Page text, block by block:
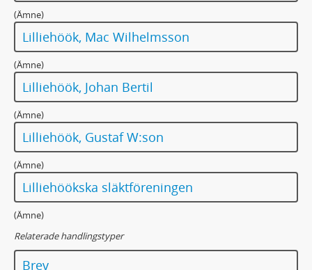
(Ämne)
Lilliehöök, Mac Wilhelmsson
(Ämne)
Lilliehöök, Johan Bertil
(Ämne)
Lilliehöök, Gustaf W:son
(Ämne)
Lilliehöökska släktföreningen
(Ämne)
Relaterade handlingstyper
Brev